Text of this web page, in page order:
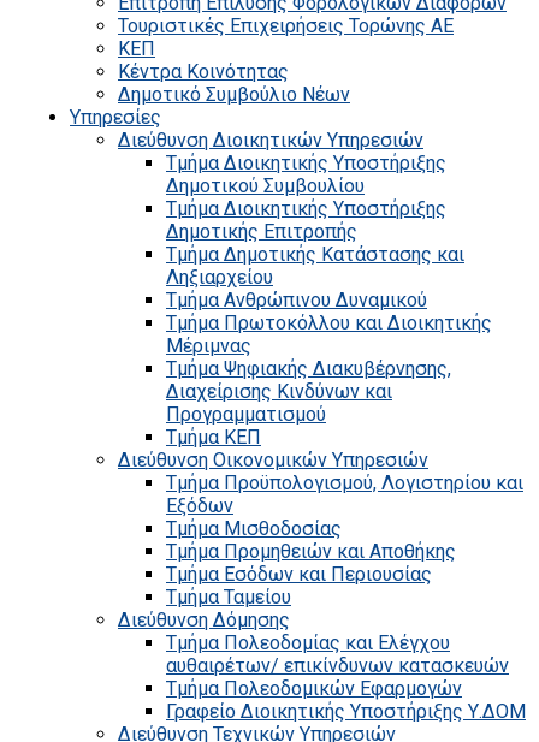
Τουριστικές Επιχειρήσεις Τορώνης ΑΕ
ΚΕΠ
Κέντρα Κοινότητας
Δημοτικό Συμβούλιο Νέων
Υπηρεσίες
Διεύθυνση Διοικητικών Υπηρεσιών
Τμήμα Διοικητικής Υποστήριξης
Δημοτικού Συμβουλίου
Τμήμα Διοικητικής Υποστήριξης
Δημοτικής Επιτροπής
Τμήμα Δημοτικής Κατάστασης και
Ληξιαρχείου
Τμήμα Ανθρώπινου Δυναμικού
Τμήμα Πρωτοκόλλου και Διοικητικής
Μέριμνας
Τμήμα Ψηφιακής Διακυβέρνησης,
Διαχείρισης Κινδύνων και
Προγραμματισμού
Τμήμα ΚΕΠ
Διεύθυνση Οικονομικών Υπηρεσιών
Τμήμα Προϋπολογισμού, Λογιστηρίου και
Εξόδων
Τμήμα Μισθοδοσίας
Τμήμα Προμηθειών και Αποθήκης
Τμήμα Εσόδων και Περιουσίας
Τμήμα Ταμείου
Διεύθυνση Δόμησης
Τμήμα Πολεοδομίας και Ελέγχου
αυθαιρέτων/ επικίνδυνων κατασκευών
Τμήμα Πολεοδομικών Εφαρμογών
Γραφείο Διοικητικής Υποστήριξης Υ.ΔΟΜ
Διεύθυνση Τεχνικών Υπηρεσιών